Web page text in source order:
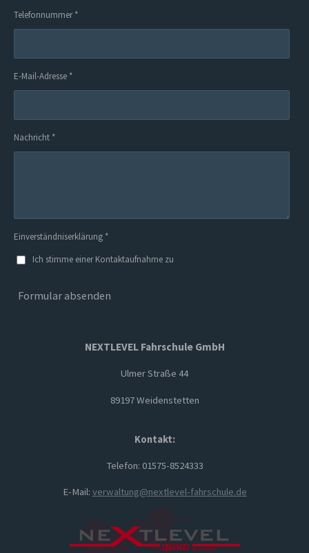
Telefonnummer *
E-Mail-Adresse *
Nachricht *
Einverständniserklärung *
Ich stimme einer Kontaktaufnahme zu
Formular absenden
NEXTLEVEL Fahrschule GmbH
Ulmer Straße 44
89197 Weidenstetten
Kontakt:
Telefon: 01575-8524333
E-Mail: verwaltung@nextlevel-fahrschule.de